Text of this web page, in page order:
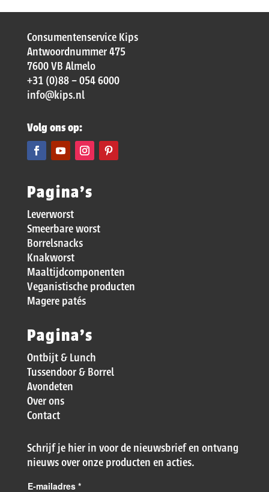
Consumentenservice Kips
Antwoordnummer 475
7600 VB Almelo
+31 (0)88 – 054 6000
info@kips.nl
Volg ons op:
Pagina’s
Leverworst
Smeerbare worst
Borrelsnacks
Knakworst
Maaltijdcomponenten
Veganistische producten
Magere patés
Pagina’s
Ontbijt & Lunch
Tussendoor & Borrel
Avondeten
Over ons
Contact
Schrijf je hier in voor de nieuwsbrief en ontvang
nieuws over onze producten en acties.
E-mailadres *